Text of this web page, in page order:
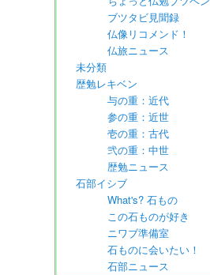
ブツタビ見聞録
仏像リコメンド！
仏旅ニュース
未分類
歴勉レキベン
与の重：近代
参の重：近世
壱の重：古代
弐の重：中世
歴勉ニュース
石部イシブ
What's? 石もの
この石ものが好き
ニワブ準備室
石ものに会いたい！
石部ニュース